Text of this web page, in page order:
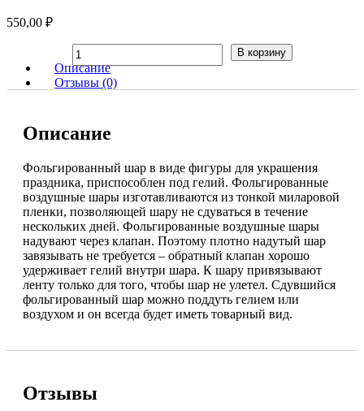
550,00 ₽
Количество
товара
Шар
-
серый"
Flexmetal,
Испания
В корзину
Описание
Отзывы (0)
Описание
Фольгированный шар в виде фигуры для украшения
праздника, приспособлен под гелий. Фольгированные
воздушные шары изготавливаются из тонкой миларовой
пленки, позволяющей шару не сдуваться в течение
нескольких дней. Фольгированные воздушные шары
надувают через клапан. Поэтому плотно надутый шар
завязывать не требуется – обратный клапан хорошо
удерживает гелий внутри шара. К шару привязывают
ленту только для того, чтобы шар не улетел. Сдувшийся
фольгированный шар можно поддуть гелием или
воздухом и он всегда будет иметь товарный вид.
Отзывы